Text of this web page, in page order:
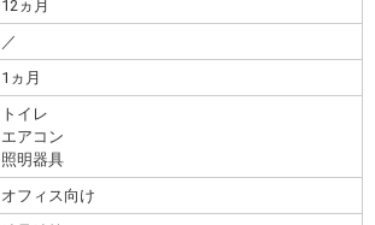
12ヵ月
／
1ヵ月
トイレ
エアコン
照明器具
オフィス向け